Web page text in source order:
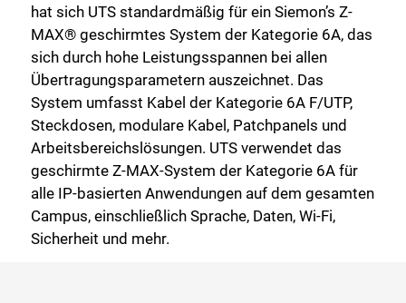
hat sich UTS standardmäßig für ein Siemon’s Z-
MAX® geschirmtes System der Kategorie 6A, das
sich durch hohe Leistungsspannen bei allen
Übertragungsparametern auszeichnet. Das
System umfasst Kabel der Kategorie 6A F/UTP,
Steckdosen, modulare Kabel, Patchpanels und
Arbeitsbereichslösungen. UTS verwendet das
geschirmte Z-MAX-System der Kategorie 6A für
alle IP-basierten Anwendungen auf dem gesamten
Campus, einschließlich Sprache, Daten, Wi-Fi,
Sicherheit und mehr.